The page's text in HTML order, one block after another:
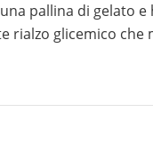
pallina di gelato e
rialzo glicemico che
può essere
un ipoglicemia... che